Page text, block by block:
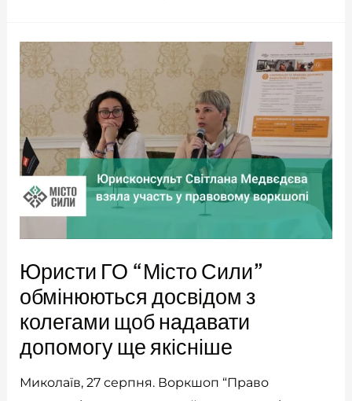
Юристи ГО “Місто Сили”
обмінюються досвідом з
колегами щоб надавати
допомогу ще якісніше
Миколаїв, 27 серпня. Воркшоп “Право